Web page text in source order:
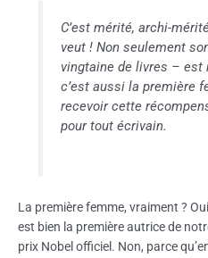
C’est mérité, archi-
veut ! Non seulement
vingtaine de livres – est
c’est aussi la première
recevoir cette
pour tout écrivain.
La première femme, vraiment ?
est bien la première autrice de
prix Nobel officiel. Non, parce